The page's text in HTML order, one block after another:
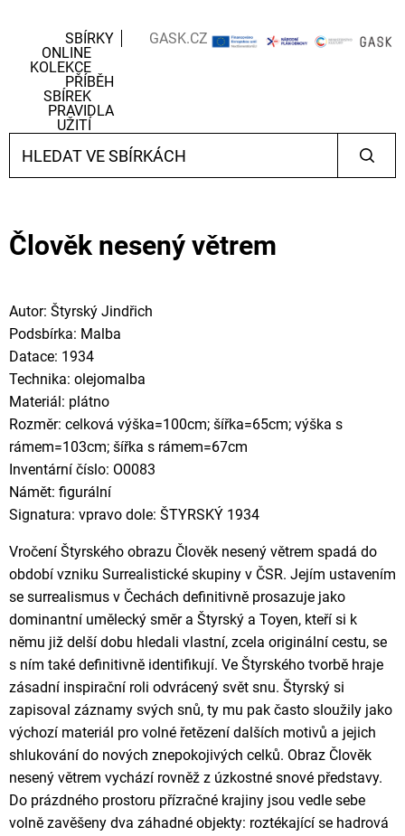
SBÍRKY
ONLINE
KOLEKCE
PŘÍBĚH
SBÍREK
PRAVIDLA
UŽITÍ
GASK.CZ
Člověk nesený větrem
Autor: Štyrský Jindřich
Podsbírka: Malba
Datace: 1934
Technika: olejomalba
Materiál: plátno
Rozměr: celková výška=100cm; šířka=65cm; výška s
rámem=103cm; šířka s rámem=67cm
Inventární číslo: O0083
Námět: figurální
Signatura: vpravo dole: ŠTYRSKÝ 1934
Vročení Štyrského obrazu Člověk nesený větrem spadá do
období vzniku Surrealistické skupiny v ČSR. Jejím ustavením
se surrealismus v Čechách definitivně prosazuje jako
dominantní umělecký směr a Štyrský a Toyen, kteří si k
němu již delší dobu hledali vlastní, zcela originální cestu, se
s ním také definitivně identifikují. Ve Štyrského tvorbě hraje
zásadní inspirační roli odvrácený svět snu. Štyrský si
zapisoval záznamy svých snů, ty mu pak často sloužily jako
výchozí materiál pro volné řetězení dalších motivů a jejich
shlukování do nových znepokojivých celků. Obraz Člověk
nesený větrem vychází rovněž z úzkostné snové představy.
Do prázdného prostoru přízračné krajiny jsou vedle sebe
volně zavěšeny dva záhadné objekty: roztékající se hadrová